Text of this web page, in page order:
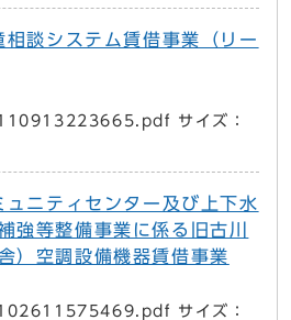
談システム賃借事業（リー
サイズ：
ニティセンター及び上下水
強等整備事業に係る旧古川
）空調設備機器賃借事業
サイズ：